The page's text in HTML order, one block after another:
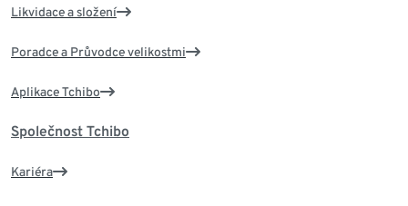
Likvidace a složení
Poradce a Průvodce velikostmi
Aplikace Tchibo
Společnost Tchibo
Kariéra